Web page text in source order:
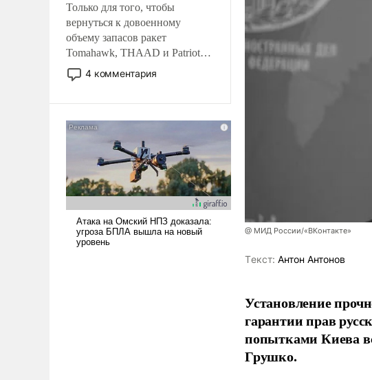
Только для того, чтобы
вернуться к довоенному
объему запасов ракет
Tomahawk, THAAD и Patriot
США потребуется более трех
лет. Даже небольшая война с
Сложившаяся ситуация
означает многолетний период
уязвимости США, например,
перед Китаем.
4 комментария
@ МИД России/«ВКонтакте»
Tекст: Антон Антонов
Установление
гарантии прав
попытками Киева
Грушко.